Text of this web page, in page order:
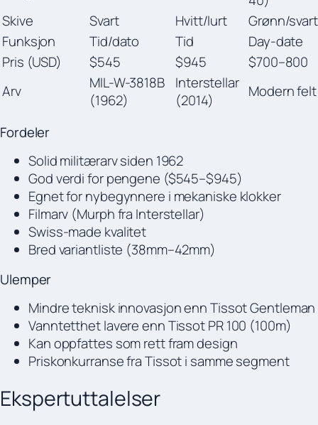
Skive
Svart Hvitt/lurt
Grønn/svart
Funksjon
Tid/dato Tid
Day-date
Pris (USD)
$545 $945
$700–800
Arv
MIL-W-3818B
(1962)
Interstellar
(2014)
Modern felt
Fordeler
Solid militærarv siden 1962
God verdi for pengene ($545–$945)
Egnet for nybegynnere i mekaniske klokker
Filmarv (Murph fra Interstellar)
Swiss-made kvalitet
Bred variantliste (38mm–42mm)
Ulemper
Mindre teknisk innovasjon enn Tissot Gentleman
Vanntetthet lavere enn Tissot PR 100 (100m)
Kan oppfattes som rett fram design
Priskonkurranse fra Tissot i samme segment
Ekspertuttalelser